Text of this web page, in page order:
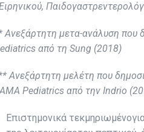
Ανεξάρτητη μετα-ανάλυση που
από τη Sung (2018)
Ανεξάρτητη μελέτη που
Pediatrics από την Indrio
Επιστημονικά